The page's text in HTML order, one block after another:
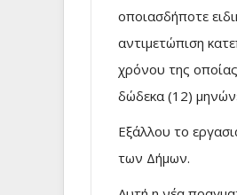
οποιασδήποτε
αντιμετώπιση
χρόνου της
δώδεκα (12)
Εξάλλου το
των Δήμων.